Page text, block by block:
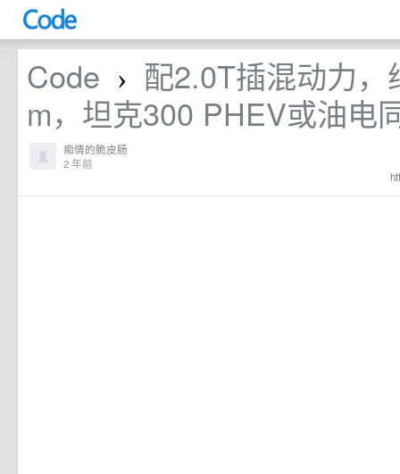
Code › 配2.0T插混动力
m，坦克300 PHEV或油电
痴情的脆皮肠
2 年前